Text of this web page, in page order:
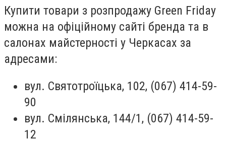
Купити товари з розпродажу Green Friday
можна на офіційному сайті бренда та в
салонах майстерності у Черкасах за
адресами:
вул. Святотроїцька, 102, (067) 414-59-
90
вул. Смілянська, 144/1, (067) 414-59-
12